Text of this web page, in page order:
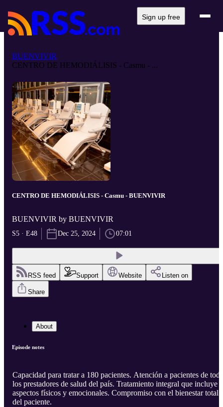
Sign up free
BUENVIVIR
CENTRO DE HEMODIÁLISIS - Casmu - ...
CENTRO DE HEMODIÁLISIS - Casmu - BUENVIVIR
BUENVIVIR by BUENVIVIR
S5 · E48 Dec 25, 2024 07:01
RSS feed Support Website Listen on
Share
About
Episode notes
Capacidad para tratar a 180 pacientes. Atención a pacientes de
los prestadores de salud del país. Tratamiento integral que incluye
aspectos físicos y emocionales. Compromiso con el bienestar total
del paciente.